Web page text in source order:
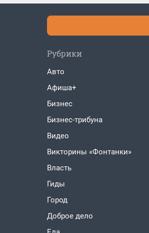
Рубрики
Авто
Афиша+
Бизнес
Бизнес-трибуна
Видео
Викторины «Фонтанки»
Власть
Гиды
Город
Доброе дело